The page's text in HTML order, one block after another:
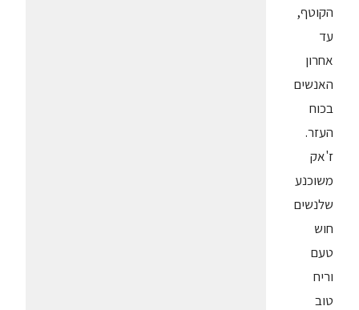
הקוטף,
עד
אחרון
האנשים
בכוח
העזר.
ז'אק
משוכנע
שלנשים
חוש
טעם
וריח
טוב